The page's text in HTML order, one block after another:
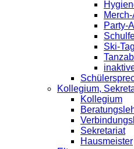
Party-
Ski-
Kollegium,
Kollegium
Sekretariat
Hausmeister